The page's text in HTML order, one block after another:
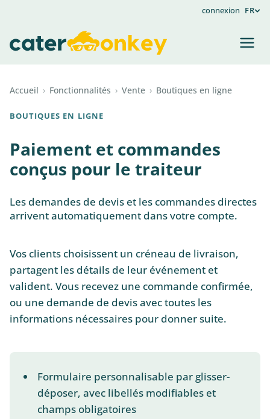
connexion FR
Accueil › Fonctionnalités › Vente › Boutiques en ligne
BOUTIQUES EN LIGNE
Paiement et commandes
conçus pour le traiteur
Les demandes de devis et les commandes directes
arrivent automatiquement dans votre compte.
Vos clients choisissent un créneau de livraison,
partagent les détails de leur événement et
valident. Vous recevez une commande confirmée,
ou une demande de devis avec toutes les
informations nécessaires pour donner suite.
Formulaire personnalisable par glisser-
déposer, avec libellés modifiables et
champs obligatoires